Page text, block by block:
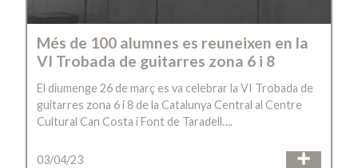
Més de 100 alumnes es reuneixen en la
VI Trobada de guitarres zona 6 i 8
El diumenge 26 de març es va celebrar la VI Trobada de
guitarres zona 6 i 8 de la Catalunya Central al Centre
Cultural Can Costa i Font de Taradell….
03/04/23